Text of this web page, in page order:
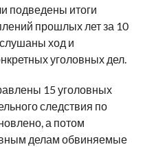
подведены итоги
прошлых лет за 10
ход и
уголовных дел.
15 уголовных
следствия по
а потом
делам обвиняемые